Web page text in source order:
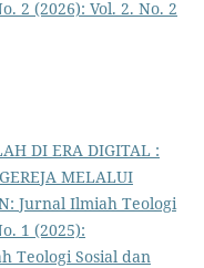
2 (2026): Vol. 2. No. 2
DI ERA DIGITAL :
MELALUI
Jurnal Ilmiah Teologi
1 (2025):
Teologi Sosial dan